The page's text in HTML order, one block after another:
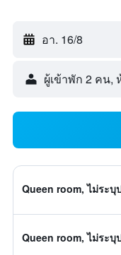
อา. 16/8
ผู้เข้าพัก 2 คน,
Queen room, ไม่ระบุ
Queen room, ไม่ระบุ